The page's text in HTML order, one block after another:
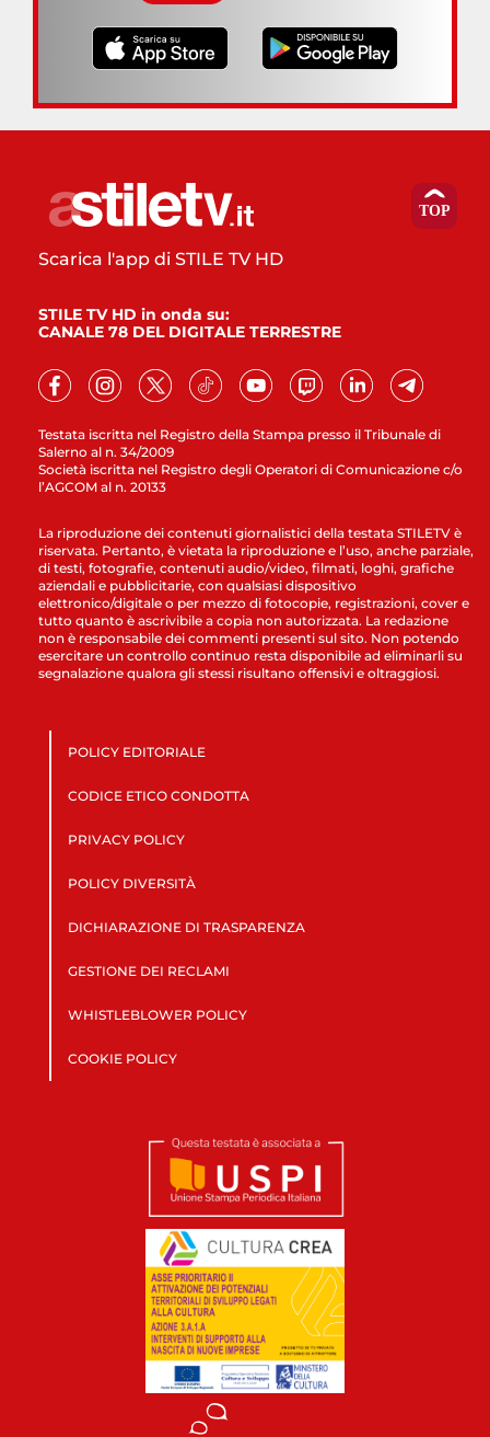
Testata iscritta nel Registro della Stampa presso il Tribunale di
Salerno al n. 34/2009
Società iscritta nel Registro degli Operatori di Comunicazione c/o
l’AGCOM al n. 20133
Scarica l'app di STILE TV HD
STILE TV HD in onda su:
CANALE 78 DEL DIGITALE TERRESTRE
La riproduzione dei contenuti giornalistici della testata STILETV è
riservata. Pertanto, è vietata la riproduzione e l’uso, anche parziale,
di testi, fotografie, contenuti audio/video, filmati, loghi, grafiche
aziendali e pubblicitarie, con qualsiasi dispositivo
elettronico/digitale o per mezzo di fotocopie, registrazioni, cover e
tutto quanto è ascrivibile a copia non autorizzata. La redazione
non è responsabile dei commenti presenti sul sito. Non potendo
esercitare un controllo continuo resta disponibile ad eliminarli su
segnalazione qualora gli stessi risultano offensivi e oltraggiosi.
POLICY EDITORIALE
CODICE ETICO CONDOTTA
PRIVACY POLICY
POLICY DIVERSITÀ
DICHIARAZIONE DI TRASPARENZA
GESTIONE DEI RECLAMI
WHISTLEBLOWER POLICY
COOKIE POLICY